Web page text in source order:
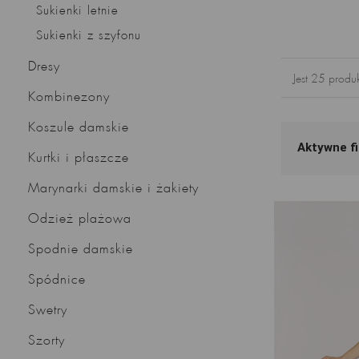
Sukienki letnie
Sukienki z szyfonu
Dresy
Kombinezony
Koszule damskie
Kurtki i płaszcze
Marynarki damskie i żakiety
Odzież plażowa
Spodnie damskie
Spódnice
Swetry
Szorty
Jest 25
Aktywne